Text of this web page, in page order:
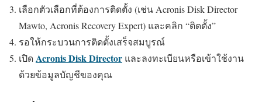
เลือกตัวเลือกที่ต้องการติดตั้ง (เช่น Acronis Disk Director
Mawto, Acronis Recovery Expert) และคลิก “ติดตั้ง”
รอให้กระบวนการติดตั้งเสร็จสมบูรณ์
เปิดAcronis Disk Director และลงทะเบียนหรือเข้าใช้งาน
ด้วยข้อมูลบัญชีของคุณ